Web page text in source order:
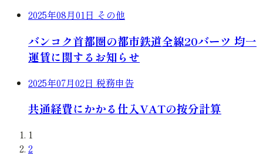
2025年08月01日 その他
バンコク首都圏の都市鉄道全線20バーツ 均一
運賃に関するお知らせ
2025年07月02日 税務申告
共通経費にかかる仕入VATの按分計算
1
2